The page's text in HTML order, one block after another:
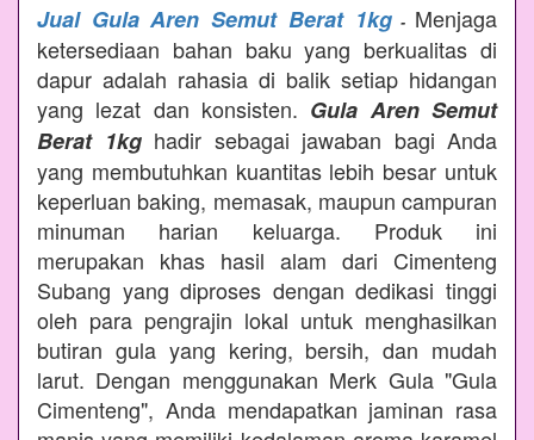
Jual Gula Aren Semut Berat 1kg- Menjaga
ketersediaan bahan baku yang berkualitas di
dapur adalah rahasia di balik setiap hidangan
yang lezat dan konsisten. Gula Aren Semut
Berat 1kghadir sebagai jawaban bagi Anda
yang membutuhkan kuantitas lebih besar untuk
keperluan baking, memasak, maupun campuran
minuman harian keluarga. Produk ini
merupakan khas hasil alam dari Cimenteng
Subang yang diproses dengan dedikasi tinggi
oleh para pengrajin lokal untuk menghasilkan
butiran gula yang kering, bersih, dan mudah
larut. Dengan menggunakan Merk Gula "Gula
Cimenteng", Anda mendapatkan jaminan rasa